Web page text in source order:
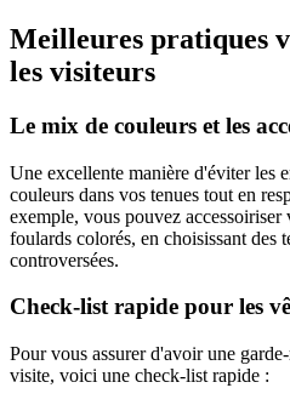
Meilleures pratiques
les visiteurs
Le mix de couleurs et les
Une excellente manière d'éviter les
couleurs dans vos tenues tout en
exemple, vous pouvez accessoiriser
foulards colorés, en choisissant des
controversées.
Check-list rapide pour les
Pour vous assurer d'avoir une
visite, voici une check-list rapide :